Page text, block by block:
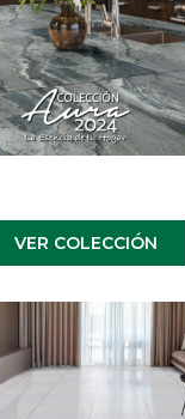
VER COLECCIÓN